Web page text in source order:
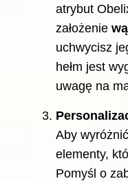
atrybut
założenie
uchwycisz
hełm jest
uwagę na
Aby
elementy,
Pomyśl o